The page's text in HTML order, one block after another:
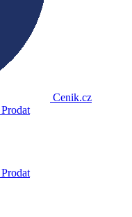
Cenik.cz
Prodat
Prodat